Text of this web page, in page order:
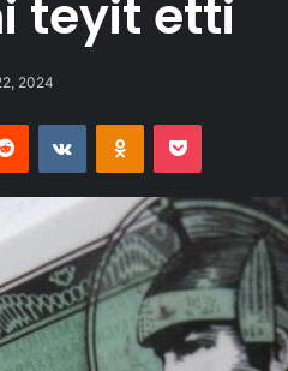
teyit etti
2024
Reddit VKontakteOdnoklassniki
Pocket